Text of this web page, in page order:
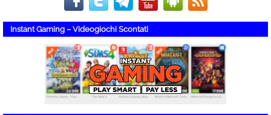
Instant Gaming – Videogiochi Scontati